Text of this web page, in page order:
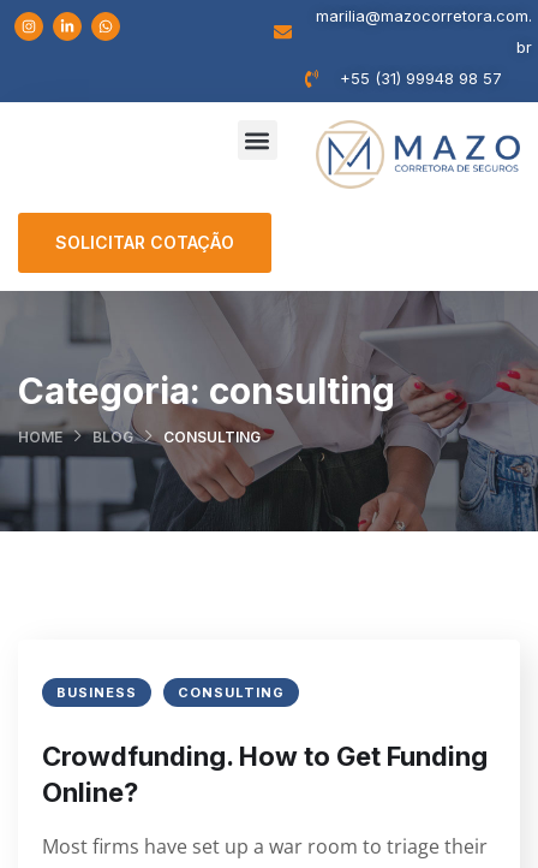
marilia@mazocorretora.com.
br
+55 (31) 99948 98 57
SOLICITAR COTAÇÃO
Categoria: consulting
HOME BLOG CONSULTING
BUSINESS CONSULTING
Crowdfunding. How to Get Funding
Online?
Most firms have set up a war room to triage their